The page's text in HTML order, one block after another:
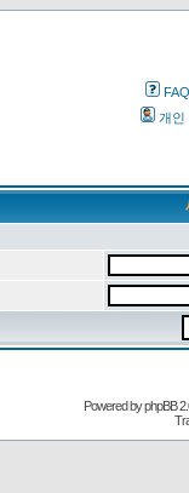
FAQ
개인
Powered byphpBB